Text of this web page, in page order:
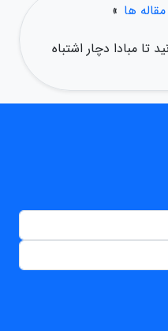
ها »
مبادا دچار اشتباه